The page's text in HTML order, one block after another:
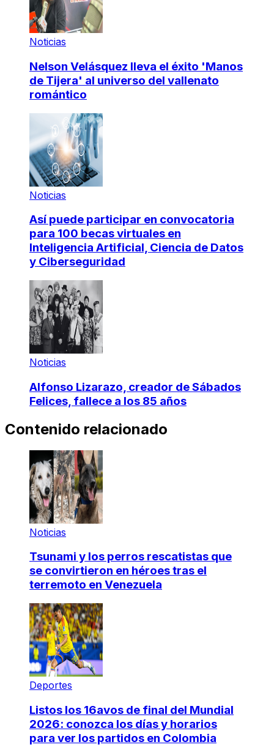
Noticias
Nelson Velásquez lleva el éxito 'Manos
de Tijera' al universo del vallenato
romántico
Noticias
Así puede participar en convocatoria
para 100 becas virtuales en
Inteligencia Artificial, Ciencia de Datos
y Ciberseguridad
Noticias
Alfonso Lizarazo, creador de Sábados
Felices, fallece a los 85 años
Contenido relacionado
Noticias
Tsunami y los perros rescatistas que
se convirtieron en héroes tras el
terremoto en Venezuela
Deportes
Listos los 16avos de final del Mundial
2026: conozca los días y horarios
para ver los partidos en Colombia